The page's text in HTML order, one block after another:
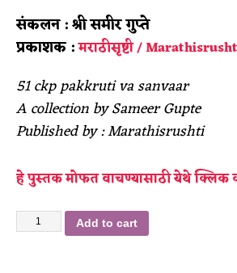
संकलन : श्री समीर गुप्ते
प्रकाशक :मराठीसृष्टी /
51 ckp pakkruti va sanvaar
A collection by Sameer Gupte
Published by : Marathisrushti
हे पुस्तक मोफत वाचण्यासाठी येथे क्लिक
Add to cart